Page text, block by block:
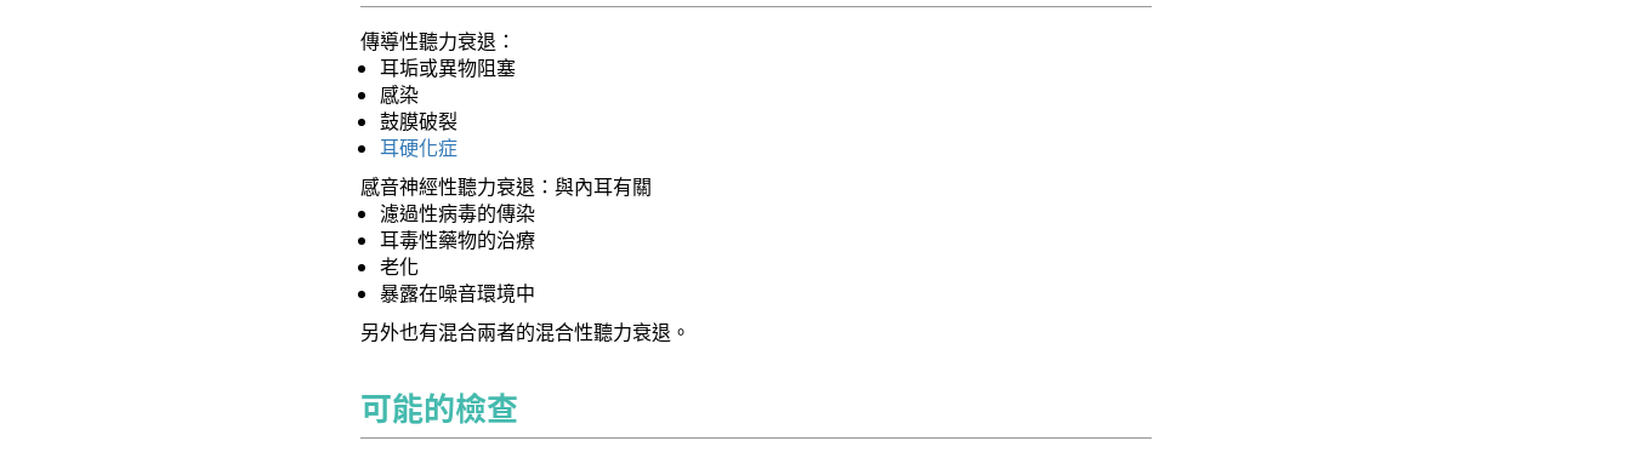
傳導性聽力衰退：
耳垢或異物阻塞
感染
鼓膜破裂
耳硬化症
感音神經性聽力衰退：與內耳有關
濾過性病毒的傳染
耳毒性藥物的治療
老化
暴露在噪音環境中
另外也有混合兩者的混合性聽力衰退。
可能的檢查